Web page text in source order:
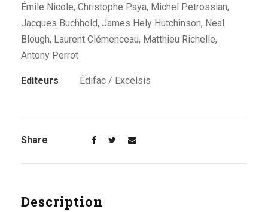
Émile Nicole, Christophe Paya, Michel Petrossian,
Jacques Buchhold, James Hely Hutchinson, Neal
Blough, Laurent Clémenceau, Matthieu Richelle,
Antony Perrot
Editeurs Édifac / Excelsis
Share
Description